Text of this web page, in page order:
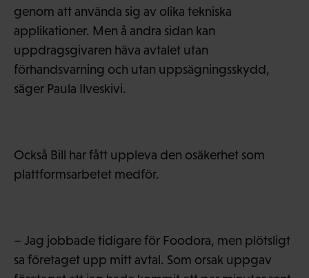
genom att använda sig av olika tekniska
applikationer. Men å andra sidan kan
uppdragsgivaren häva avtalet utan
förhandsvarning och utan uppsägningsskydd,
säger Paula Ilveskivi.
Också Bill har fått uppleva den osäkerhet som
plattformsarbetet medför.
– Jag jobbade tidigare för Foodora, men plötsligt
sa företaget upp mitt avtal. Som orsak uppgav